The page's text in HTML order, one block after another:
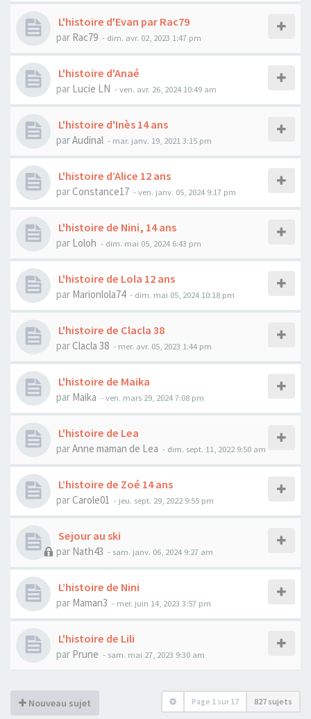
L'histoire d'Evan par Rac79
par Rac79 - dim. avr. 02, 2023 1:47 pm
L'histoire d'Anaé
par Lucie LN - ven. avr. 26, 2024 10:49 am
L'histoire d'Inès 14 ans
parAudinal - mar. janv. 19, 2021 3:15 pm
L'histoire d’Alice 12 ans
parConstance17 - ven. janv. 05, 2024 9:17 pm
L'histoire de Nini, 14 ans
par Loloh - dim. mai 05, 2024 6:43 pm
L'histoire de Lola 12 ans
par Marionlola74 - dim. mai 05, 2024 10:18 pm
L'histoire de Clacla 38
par Clacla 38 - mer. avr. 05, 2023 1:44 pm
L'histoire de Maika
par Maika - ven. mars 29, 2024 7:08 pm
L'histoire de Lea
parAnne maman de Lea - dim. sept. 11, 2022 9:50 am
L’histoire de Zoé 14 ans
parCarole01 - jeu. sept. 29, 2022 9:55 pm
Sejour au ski
par Nath43 - sam. janv. 06, 2024 9:27 am
L’histoire de Nini
par Maman3 - mer. juin 14, 2023 3:57 pm
L'histoire de Lili
par Prune - sam. mai 27, 2023 9:30 am
Nouveau sujet Page 1 sur 17 827 sujets